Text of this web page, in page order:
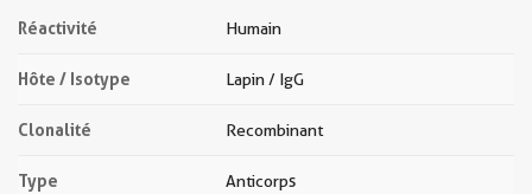
Réactivité Humain
Hôte / Isotype Lapin / IgG
Clonalité Recombinant
Type Anticorps